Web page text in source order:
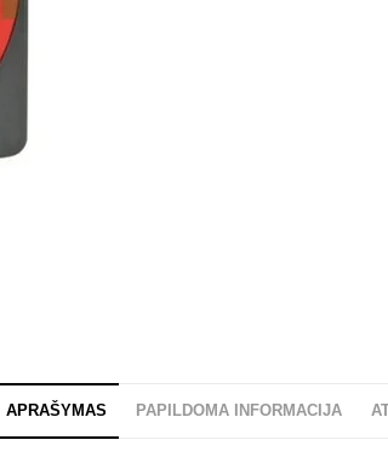
APRAŠYMAS PAPILDOMA INFORMACIJA